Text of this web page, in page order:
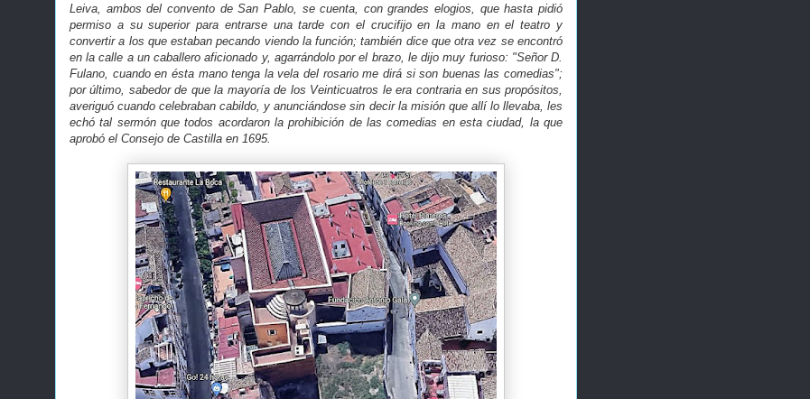
Leiva, ambos del convento de San Pablo, se cuenta, con grandes elogios, que hasta pidió
permiso a su superior para entrarse una tarde con el crucifijo en la mano en el teatro y
convertir a los que estaban pecando viendo la función; también dice que otra vez se encontró
en la calle a un caballero aficionado y, agarrándolo por el brazo, le dijo muy furioso: "Señor D.
Fulano, cuando en ésta mano tenga la vela del rosario me dirá si son buenas las comedias";
por último, sabedor de que la mayoría de los Veinticuatros le era contraria en sus propósitos,
averiguó cuando celebraban cabildo, y anunciándose sin decir la misión que allí lo llevaba, les
echó tal sermón que todos acordaron la prohibición de las comedias en esta ciudad, la que
aprobó el Consejo de Castilla en 1695.